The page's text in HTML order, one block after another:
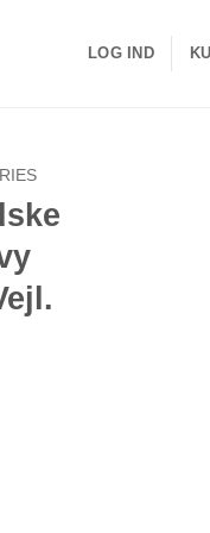
LOG IND